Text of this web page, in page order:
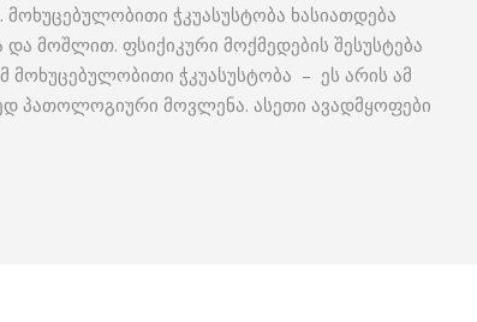
მოხუცებულობითი ჭკუასუსტობა ხასიათდება
მოშლით. ფსიქიკური მოქმედების შესუსტება
ჭკუასუსტობა – ეს არის ამ
პათოლოგიური მოვლენა. ასეთი ავადმყოფები